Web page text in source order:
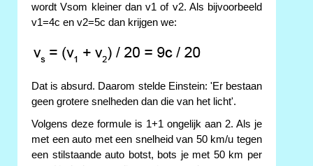
wordt Vsom kleiner dan v1 of v2. Als bijvoorbeeld
v1=4c en v2=5c dan krijgen we:
Dat is absurd. Daarom stelde Einstein: 'Er bestaan
geen grotere snelheden dan die van het licht'.
Volgens deze formule is 1+1 ongelijk aan 2. Als je
met een auto met een snelheid van 50 km/u tegen
een stilstaande auto botst, bots je met 50 km per